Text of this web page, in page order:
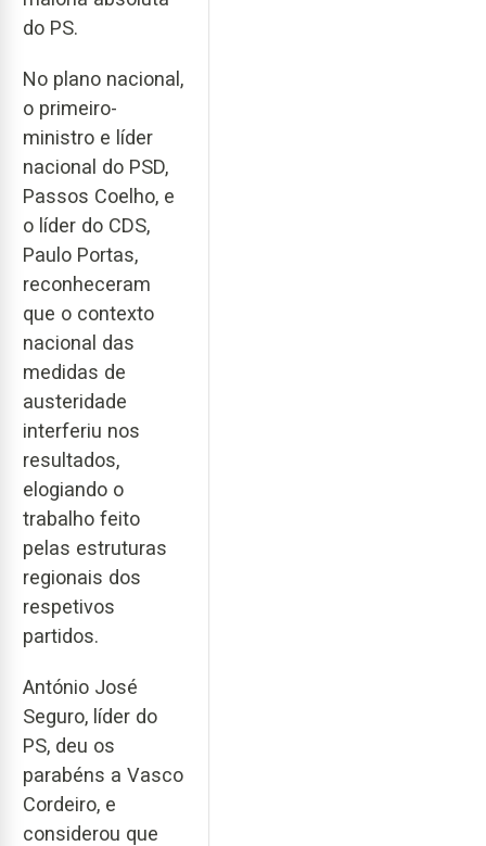
do PS.
No plano nacional,
o primeiro-
ministro e líder
nacional do PSD,
Passos Coelho, e
o líder do CDS,
Paulo Portas,
reconheceram
que o contexto
nacional das
medidas de
austeridade
interferiu nos
resultados,
elogiando o
trabalho feito
pelas estruturas
regionais dos
respetivos
partidos.
António José
Seguro, líder do
PS, deu os
parabéns a Vasco
Cordeiro, e
considerou que